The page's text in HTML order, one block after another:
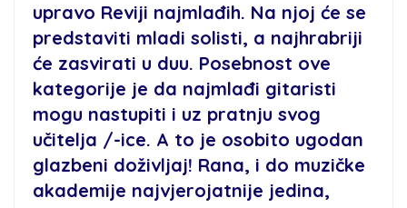
upravo Reviji najmlađih. Na njoj će se
predstaviti mladi solisti, a najhrabriji
će zasvirati u duu. Posebnost ove
kategorije je da najmlađi gitaristi
mogu nastupiti i uz pratnju svog
učitelja /-ice. A to je osobito ugodan
glazbeni doživljaj! Rana, i do muzičke
akademije najvjerojatnije jedina,